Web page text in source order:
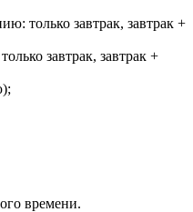
только завтрак, завтрак +
завтрак, завтрак +
времени.